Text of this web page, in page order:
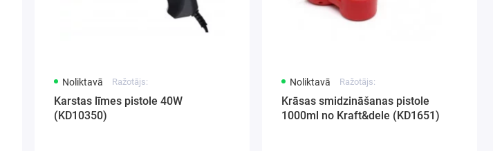
Noliktavā Ražotājs:
Karstas līmes pistole 40W
(KD10350)
Noliktavā Ražotājs:
Krāsas smidzināšanas pistole
1000ml no Kraft&dele (KD1651)